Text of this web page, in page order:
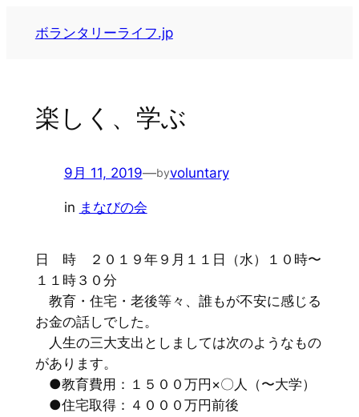
ボランタリーライフ.jp
楽しく、学ぶ
9月 11, 2019—byvoluntary
in まなびの会
日 時 ２０１９年９月１１日（水）１０時〜
１１時３０分
教育・住宅・老後等々、誰もが不安に感じる
お金の話しでした。
人生の三大支出としましては次のようなもの
があります。
●教育費用：１５００万円×〇人（〜大学）
●住宅取得：４０００万円前後